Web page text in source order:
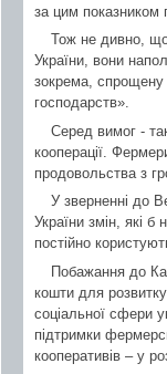
за цим показником
Тож не дивно,
України, вони
зокрема,
господарств».
Серед вимог -
кооперації.
продовольства з
У зверненні до
України змін, які
постійно
Побажання до
кошти для
соціальної сфери
підтримки
кооперативів – у